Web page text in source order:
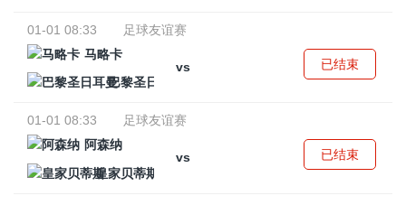
01-01 08:33
足球友谊赛
马略卡
vs
巴黎圣日耳曼
已结束
01-01 08:33
足球友谊赛
阿森纳
vs
皇家贝蒂斯
已结束